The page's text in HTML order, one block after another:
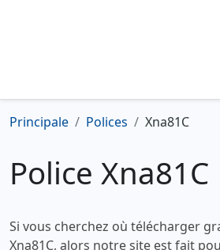
Principale Polices Xna81C
Police Xna81C
Si vous cherchez où télécharger
Xna81C, alors notre site est fait